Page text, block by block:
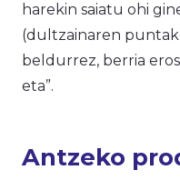
harekin saiatu ohi
(dultzainaren
beldurrez, berria
eta”.
Antzeko